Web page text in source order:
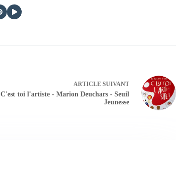
ARTICLESUIVANT
C'est toi l'artiste - Marion Deuchars - Seuil
Jeunesse